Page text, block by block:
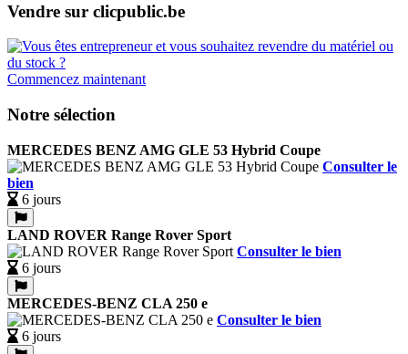
Vendre sur clicpublic.be
Commencez maintenant
Notre sélection
MERCEDES BENZ AMG GLE 53 Hybrid Coupe
Consulter le
bien
6 jours
LAND ROVER Range Rover Sport
Consulter le bien
6 jours
MERCEDES-BENZ CLA 250 e
Consulter le bien
6 jours